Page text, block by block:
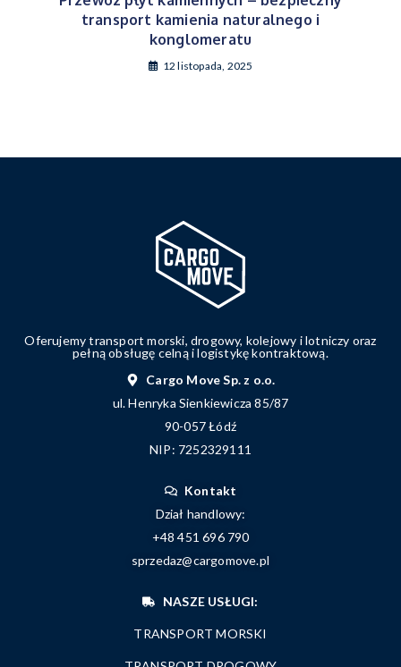
transport kamienia naturalnego i
konglomeratu
12 listopada, 2025
Oferujemy transport morski, drogowy, kolejowy i lotniczy oraz
pełną obsługę celną i logistykę kontraktową.
Cargo Move Sp. z o.o.
ul. Henryka Sienkiewicza 85/87
90-057 Łódź
NIP: 7252329111
Kontakt
Dział handlowy:
+48 451 696 790
sprzedaz@cargomove.pl
NASZE USŁUGI:
TRANSPORT MORSKI